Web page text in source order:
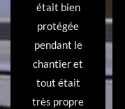
était bien
protégée
pendant le
chantier et
tout était
très propre